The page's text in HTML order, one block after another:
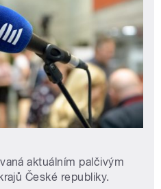
aktuálním palčivým
České republiky.